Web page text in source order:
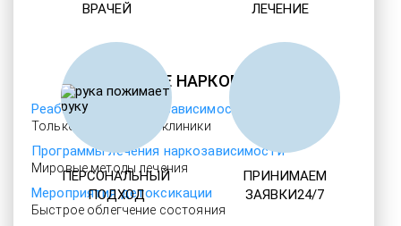
ЛЕЧЕНИЕ НАРКОМАНИИ
Реабилитация наркозависимости
Только проверенные клиники
Программы лечения наркозависимости
Мировые методы лечения
Мероприятия детоксикации
Быстрое облегчение состояния
ВРАЧЕЙ
ЛЕЧЕНИЕ
ПЕРСОНАЛЬНЫЙ
ПОДХОД
ПРИНИМАЕМ
ЗАЯВКИ24/7